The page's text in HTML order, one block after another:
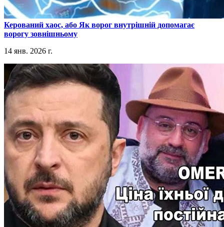
​Керований хаос, або Як ворог внутрішній допомагає
ворогу зовнішньому
14 янв. 2026 г.